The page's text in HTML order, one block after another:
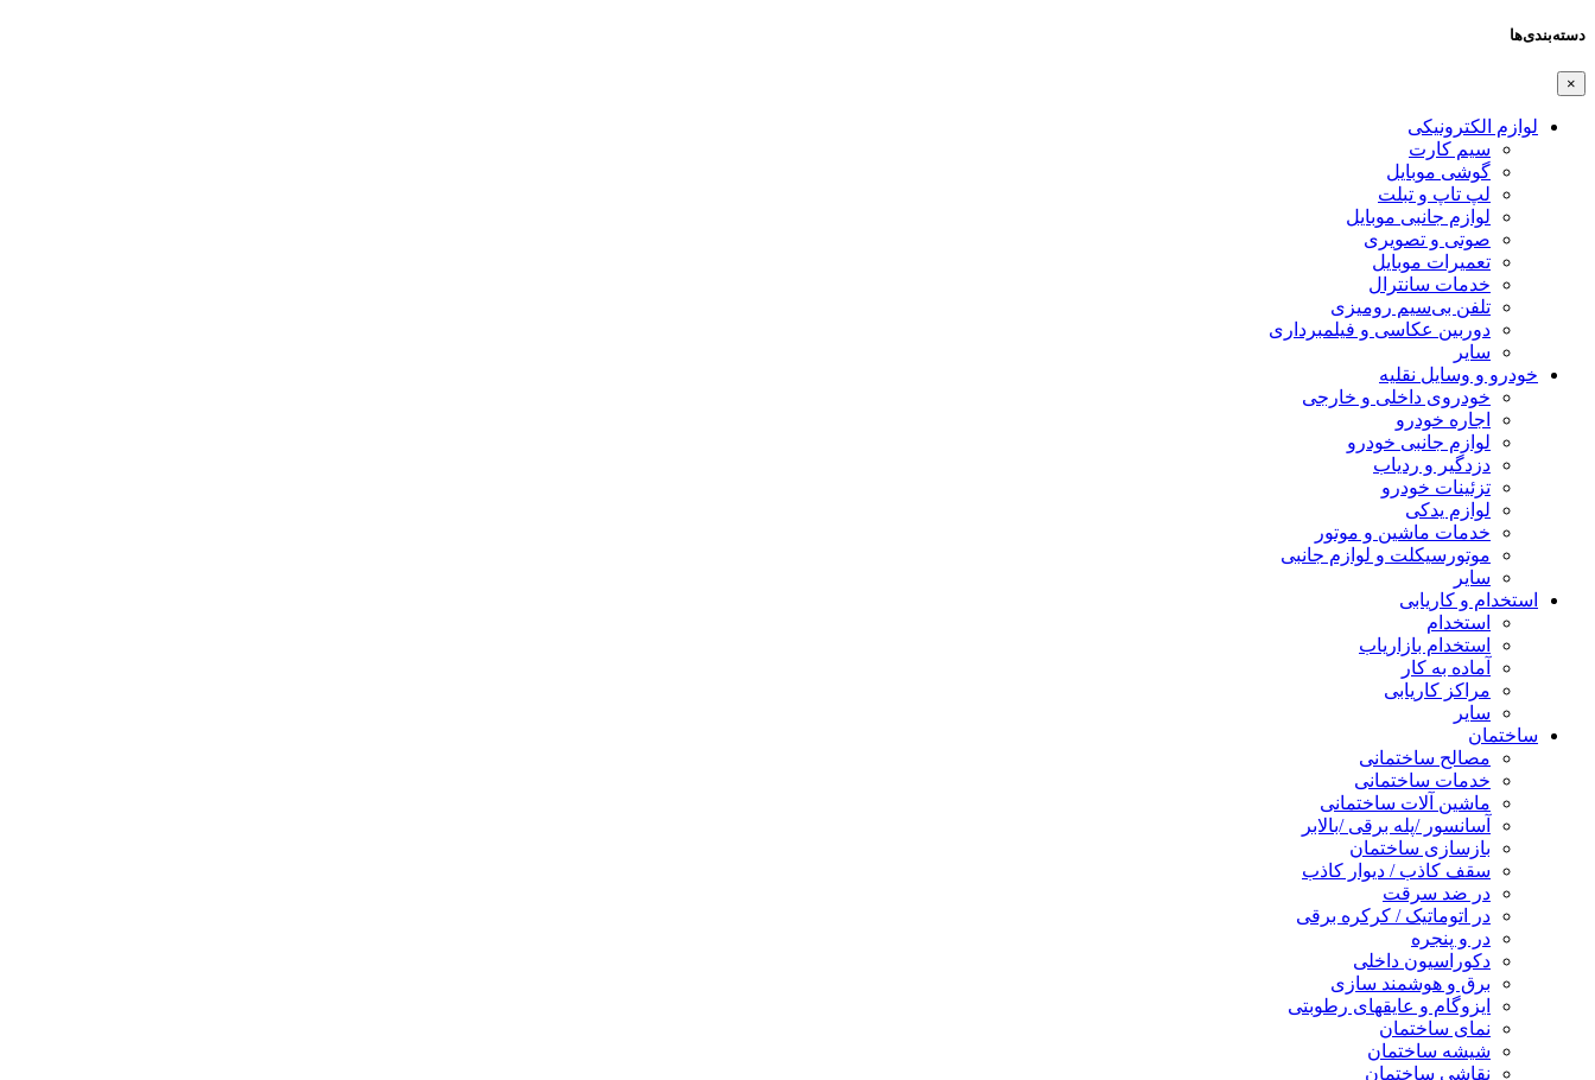
دسته‌بندی‌ها
×
لوازم الکترونیکی
سیم کارت
گوشی موبایل
لپ تاپ و تبلت
لوازم جانبی موبایل
صوتی و تصویری
تعمیرات موبایل
خدمات سانترال
تلفن بی‌سیم رومیزی
دوربین عکاسی و فیلمبرداری
سایر
خودرو و وسایل نقلیه
خودروی داخلی و خارجی
اجاره خودرو
لوازم جانبی خودرو
دزدگیر و ردیاب
تزئینات خودرو
لوازم یدکی
خدمات ماشین و موتور
موتورسیکلت و لوازم جانبی
سایر
استخدام و کاریابی
استخدام
استخدام بازاریاب
آماده به کار
مراکز کاریابی
سایر
ساختمان
مصالح ساختمانی
خدمات ساختمانی
ماشین آلات ساختمانی
آسانسور /پله برقی /بالابر
بازسازی ساختمان
سقف کاذب / دیوار کاذب
در ضد سرقت
در اتوماتیک / کرکره برقی
در و پنجره
دکوراسیون داخلی
برق و هوشمند سازی
ایزوگام و عایقهای رطوبتی
نمای ساختمان
شیشه ساختمان
نقاشی ساختمان